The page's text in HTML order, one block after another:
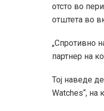
отсто во
отштета во
„Спротивно
партнер на
Тој наведе
Watches“, на